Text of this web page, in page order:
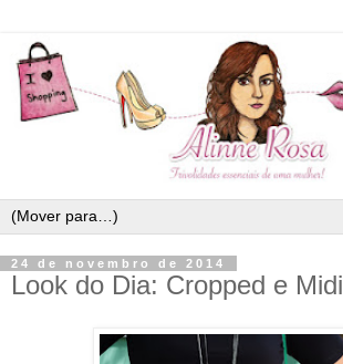
24 de novembro de 2014
Look do Dia: Cropped e Midi